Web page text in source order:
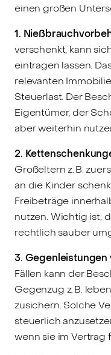
einen großen
1.
verschenkt, kann
eintragen lassen.
relevanten
Steuerlast. Der
Eigentümer, der
aber weiterhin
2.
Großeltern z. B.
an die Kinder
Freibeträge
nutzen. Wichtig ist,
rechtlich sauber
3. Gegenleistungen
Fällen kann der
Gegenzug z. B.
zusichern. Solche
steuerlich
wenn sie im Vertrag